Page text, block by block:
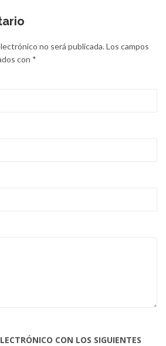
no será publicada.Los campos
con *
CON LOS SIGUIENTES